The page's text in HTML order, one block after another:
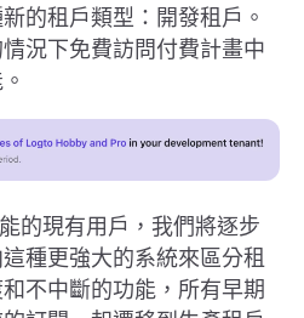
的租戶類型：開發租戶。
況下免費訪問付費計畫中
的現有用戶，我們將逐步
種更強大的系統來區分租
不中斷的功能，所有早期